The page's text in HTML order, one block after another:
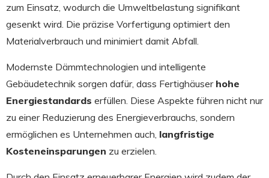
zum Einsatz, wodurch die Umweltbelastung signifikant
gesenkt wird. Die präzise Vorfertigung optimiert den
Materialverbrauch und minimiert damit Abfall.
Modernste Dämmtechnologien und intelligente
Gebäudetechnik sorgen dafür, dass Fertighäuser hohe
Energiestandards erfüllen. Diese Aspekte führen nicht nur
zu einer Reduzierung des Energieverbrauchs, sondern
ermöglichen es Unternehmen auch, langfristige
Kosteneinsparungen zu erzielen.